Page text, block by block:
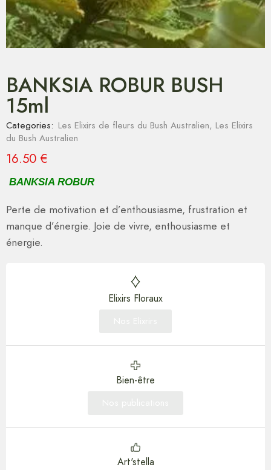
BANKSIA ROBUR BUSH
15ml
Categories: Les Elixirs de fleurs du Bush Australien, Les Elixirs
du Bush Australien
16.50 €
BANKSIA ROBUR
Perte de motivation et d’enthousiasme, frustration et
manque d’énergie. Joie de vivre, enthousiasme et
énergie.
Elixirs Floraux
Bien-être
Art'stella